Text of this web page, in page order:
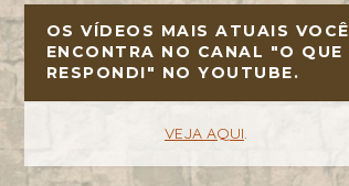
OS VÍDEOS MAIS ATUAIS VOCÊ
ENCONTRA NO CANAL "O QUE
RESPONDI" NO YOUTUBE.
VEJA AQUI.